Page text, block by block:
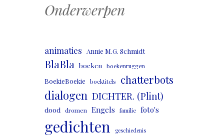
Onderwerpen
animaties Annie M.G. Schmidt
BlaBla boeken boekenruggen
BoekieBoekie boektitels chatterbots
dialogen DICHTER. (Plint)
dood dromen Engels familie foto's
gedichten geschiedenis